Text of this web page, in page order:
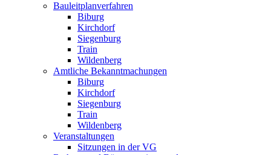
Bauleitplanverfahren
Biburg
Kirchdorf
Siegenburg
Train
Wildenberg
Amtliche Bekanntmachungen
Biburg
Kirchdorf
Siegenburg
Train
Wildenberg
Veranstaltungen
Sitzungen in der VG